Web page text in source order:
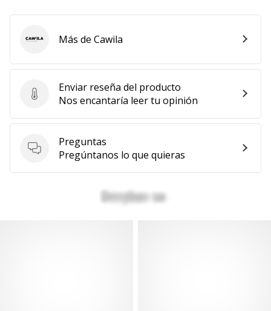
Enviar reseña del producto
Enviar reseña del producto
Nos encantaría leer tu opinión
Preguntas
Preguntas
Pregúntanos lo que quieras
CawilaMás de Cawila